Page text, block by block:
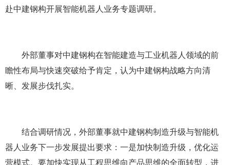
赴中建钢构开展智能机器人业务专题调研。
外部董事对中建钢构在智能建造与工业机器人领域的前
瞻性布局与快速突破给予肯定，认为中建钢构战略方向清
晰、发展步伐扎实。
结合调研情况，外部董事就中建钢构制造升级与智能机
器人业务下一步发展提出要求：一是加快制造升级，优化运
营模式。要加快实现从工程思维向产品思维的全面转型，进